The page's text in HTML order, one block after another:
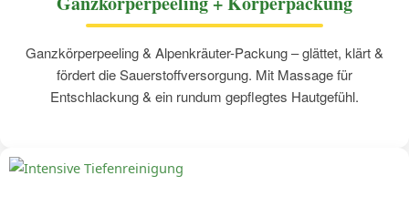
Ganzkörperpeeling & Alpenkräuter-Packung – glättet, klärt &
fördert die Sauerstoffversorgung. Mit Massage für
Entschlackung & ein rundum gepflegtes Hautgefühl.